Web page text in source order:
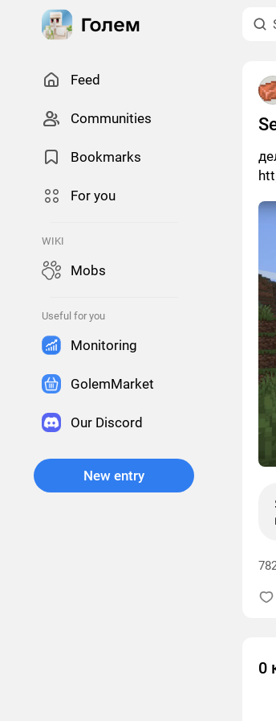
Feed
Сommunities
Bookmarks
For you
WIKI
Mobs
Useful for you
Monitoring
GolemMarket
Our Discord
New entry
0